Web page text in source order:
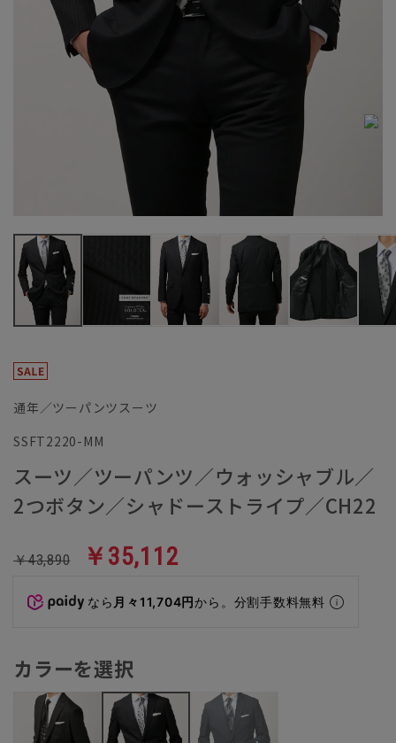
通年／ツーパンツスーツ
SSFT2220-MM
スーツ／ツーパンツ／ウォッシャブル／
2つボタン／シャドーストライプ／CH22
￥43,890 ￥35,112
なら 月々11,704円から。分割手数料無料
カラーを選択